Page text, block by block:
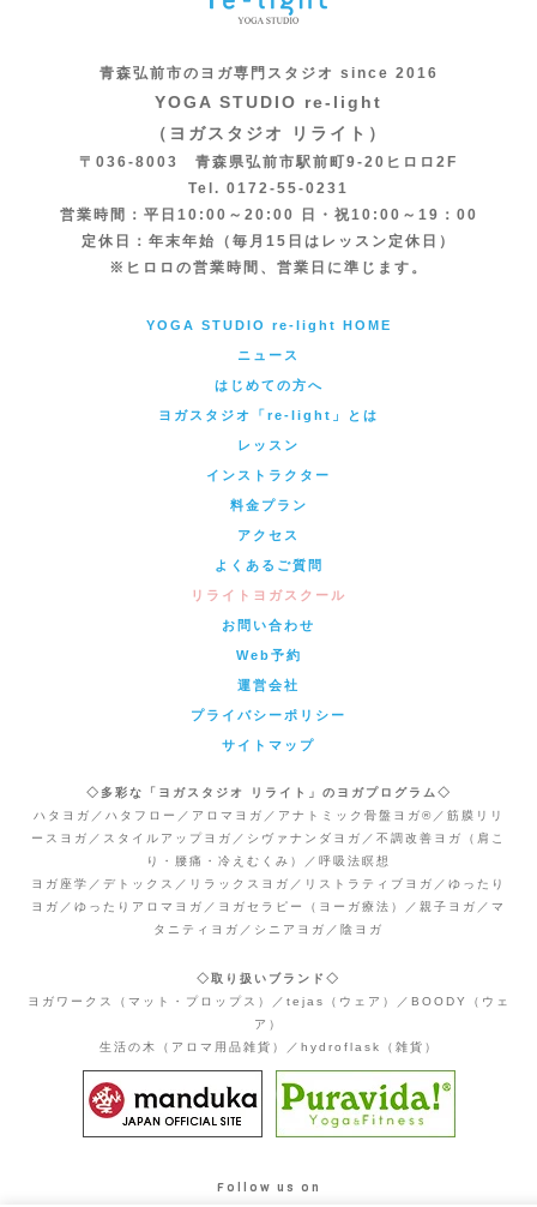
青森弘前市のヨガ専門スタジオ since 2016
YOGA STUDIO re-light
（ヨガスタジオ リライト）
〒036-8003 青森県弘前市駅前町9-20ヒロロ2F
Tel. 0172-55-0231
営業時間：平日10:00～20:00 日・祝10:00～19：00
定休日：年末年始（毎月15日はレッスン定休日）
※ヒロロの営業時間、営業日に準じます。
YOGA STUDIO re-light HOME
ニュース
はじめての方へ
ヨガスタジオ「re-light」とは
レッスン
インストラクター
料金プラン
アクセス
よくあるご質問
リライトヨガスクール
お問い合わせ
Web予約
運営会社
プライバシーポリシー
サイトマップ
◇多彩な「ヨガスタジオ リライト」のヨガプログラム◇
ハタヨガ／ハタフロー／アロマヨガ／アナトミック骨盤ヨガ®／筋膜リリ
ースヨガ／スタイルアップヨガ／シヴァナンダヨガ／不調改善ヨガ（肩こ
り・腰痛・冷えむくみ）／呼吸法瞑想
ヨガ座学／デトックス／リラックスヨガ／リストラティブヨガ／ゆったり
ヨガ／ゆったりアロマヨガ／ヨガセラピー（ヨーガ療法）／親子ヨガ／マ
タニティヨガ／シニアヨガ／陰ヨガ
◇取り扱いブランド◇
ヨガワークス（マット・プロップス）／tejas（ウェア）／BOODY（ウェ
ア）
生活の木（アロマ用品雑貨）／hydroflask（雑貨）
Follow us on